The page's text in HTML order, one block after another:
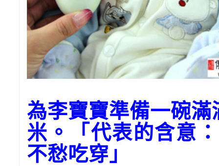
為李寶寶準備一碗滿
米。「代表的含意
不愁吃穿」